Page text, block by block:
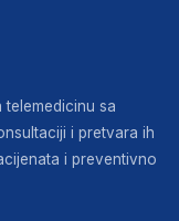
telemedicinu sa
i pretvara ih
i preventivno